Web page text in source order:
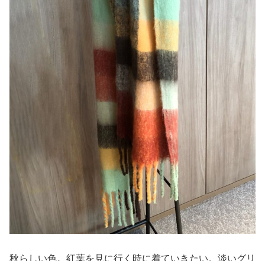
秋らしい色。紅葉を見に行く時に着ていきたい。淡いグリ